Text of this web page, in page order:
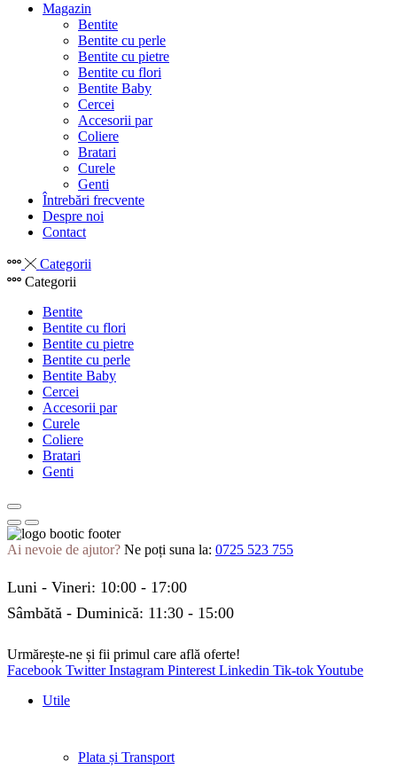
Magazin
Bentite
Bentite cu perle
Bentite cu pietre
Bentite cu flori
Bentite Baby
Cercei
Accesorii par
Coliere
Bratari
Curele
Genti
Întrebări frecvente
Despre noi
Contact
Categorii
Categorii
Bentite
Bentite cu flori
Bentite cu pietre
Bentite cu perle
Bentite Baby
Cercei
Accesorii par
Curele
Coliere
Bratari
Genti
Ai nevoie de ajutor? Ne poți suna la: 0725 523 755
Luni - Vineri: 10:00 - 17:00
Sâmbătă - Duminică: 11:30 - 15:00
Urmărește-ne și fii primul care află oferte!
Facebook Twitter Instagram Pinterest Linkedin Tik-tokYoutube
Utile
Plata și Transport